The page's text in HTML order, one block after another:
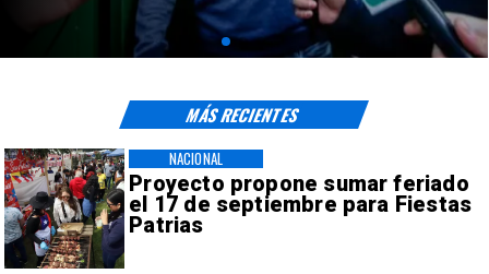
Proyecto propone sumar feriado
el 17 de septiembre para Fiestas
Patrias
NACIONAL
MÁS RECIENTES